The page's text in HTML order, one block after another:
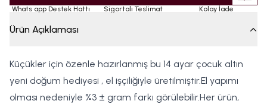
Whats app Destek Hattı Sigortalı Teslimat Kolay İade
Ürün Açıklaması
Küçükler için özenle hazırlanmış bu 14 ayar çocuk altın
yeni doğum hediyesi , el işçiliğiyle üretilmiştir.El yapımı
olması nedeniyle %3 ± gram farkı görülebilir.Her ürün,